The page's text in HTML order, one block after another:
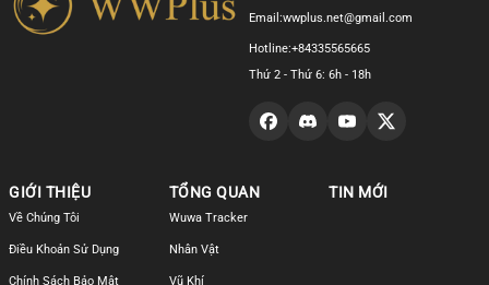
Email:wwplus.net@gmail.com
Hotline:+84335565665
Thứ 2 - Thứ 6: 6h - 18h
GIỚI THIỆU
Về Chúng Tôi
Điều Khoản Sử Dụng
Chính Sách Bảo Mật
TỔNG QUAN
Wuwa Tracker
Nhân Vật
Vũ Khí
TIN MỚI